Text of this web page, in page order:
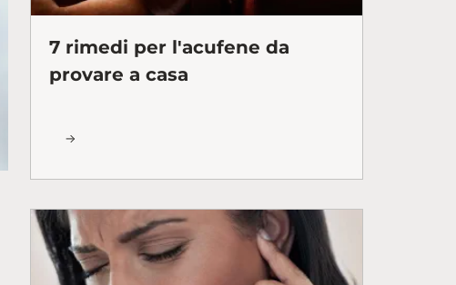
7 rimedi per l'acufene da
provare a casa